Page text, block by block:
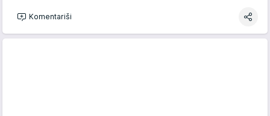
Komentariši